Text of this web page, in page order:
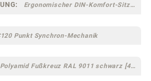
Ergonomischer DIN-Komfort-Sitz [75]
Punkt Synchron-Mechanik
Polyamid Fußkreuz RAL 9011 schwarz [44]